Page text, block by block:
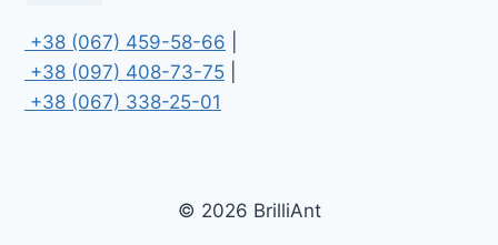
+38 (067) 459-58-66
+38 (097) 408-73-75
+38 (067) 338-25-01
© 2026 BrilliAnt